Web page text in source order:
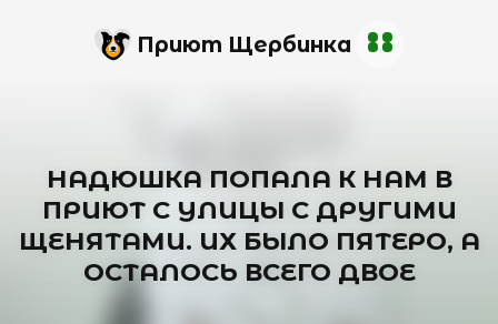
Приют Щербинка
НАДЮШКА ПОПАЛА К НАМ В
ПРИЮТ С УЛИЦЫ С ДРУГИМИ
ЩЕНЯТАМИ. ИХ БЫЛО ПЯТЕРО, А
ОСТАЛОСЬ ВСЕГО ДВОЕ